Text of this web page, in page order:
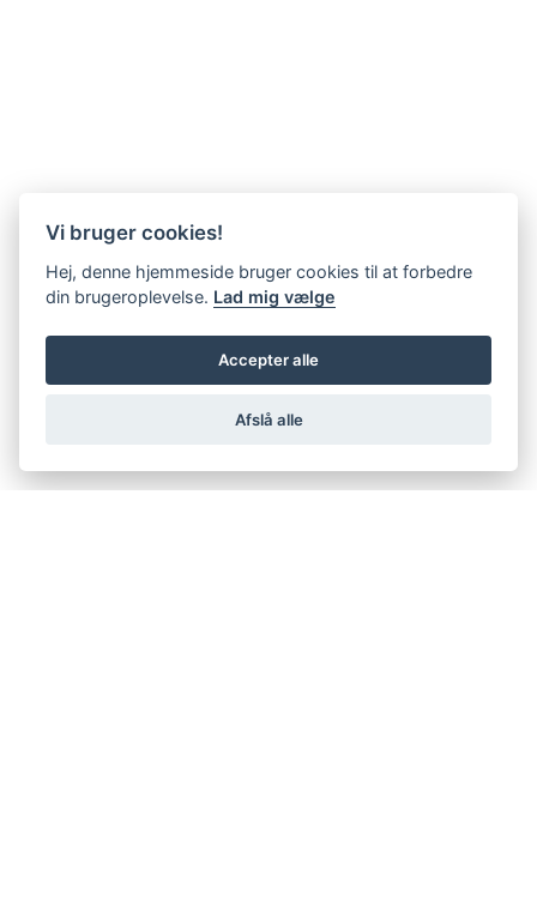
Vi bruger cookies!
Hej, denne hjemmeside bruger cookies til at forbedre
din brugeroplevelse. Lad mig vælge
Accepter alle
Afslå alle